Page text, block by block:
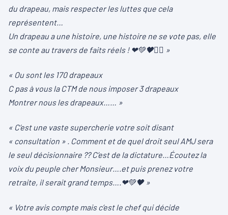
du drapeau, mais respecter les luttes que cela
représentent…
Un drapeau a une histoire, une histoire ne se vote pas, elle
se conte au travers de faits réels ! ❤💚🖤✊🏽 »
« Ou sont les 170 drapeaux
C pas à vous la CTM de nous imposer 3 drapeaux
Montrer nous les drapeaux…… »
« C’est une vaste supercherie votre soit disant
« consultation » . Comment et de quel droit seul AMJ sera
le seul décisionnaire ?? C’est de la dictature…Écoutez la
voix du peuple cher Monsieur….et puis prenez votre
retraite, il serait grand temps….❤💚🖤 »
« Votre avis compte mais c’est le chef qui décide